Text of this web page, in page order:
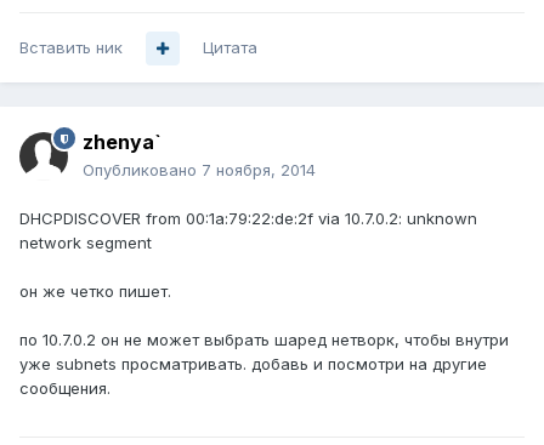
Вставить ник Цитата
zhenya`
Опубликовано 7 ноября, 2014
DHCPDISCOVER from 00:1a:79:22:de:2f via 10.7.0.2: unknown
network segment
он же четко пишет.
по 10.7.0.2 он не может выбрать шаред нетворк, чтобы внутри
уже subnets просматривать. добавь и посмотри на другие
сообщения.